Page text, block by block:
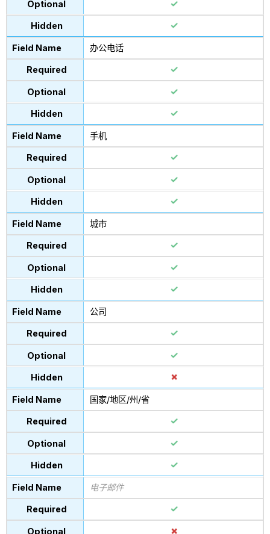
办公电话
手机
城市
公司
国家/地区/州/省
电子邮件